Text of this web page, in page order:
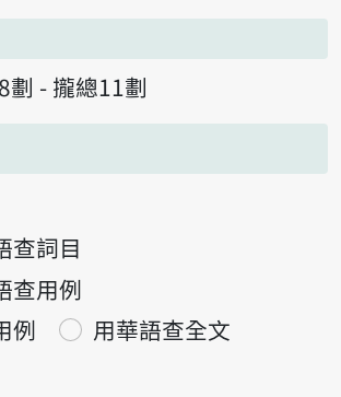
劃 - 攏總11劃
查詞目
查用例
例
用華語查全文